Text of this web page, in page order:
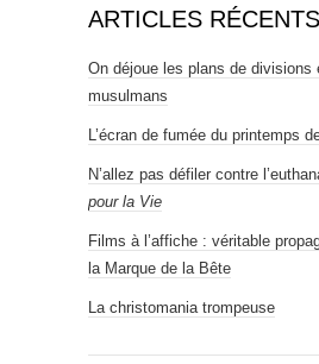
ARTICLES RÉCENTS
On déjoue les plans de divisions
musulmans
L’écran de fumée du printemps
N’allez pas défiler contre
pour la Vie
Films à l’affiche : véritable
la Marque de la Bête
La christomania trompeuse